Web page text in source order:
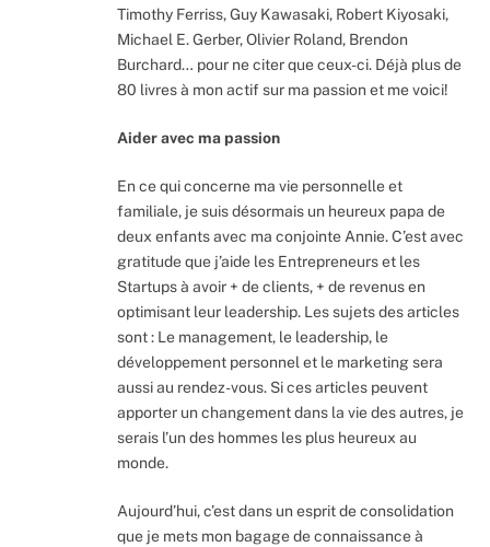
Timothy Ferriss, Guy Kawasaki, Robert Kiyosaki,
Michael E. Gerber, Olivier Roland, Brendon
Burchard… pour ne citer que ceux-ci. Déjà plus de
80 livres à mon actif sur ma passion et me voici!
Aider avec ma passion
En ce qui concerne ma vie personnelle et
familiale, je suis désormais un heureux papa de
deux enfants avec ma conjointe Annie. C’est avec
gratitude que j’aide les Entrepreneurs et les
Startups à avoir + de clients, + de revenus en
optimisant leur leadership. Les sujets des articles
sont : Le management, le leadership, le
développement personnel et le marketing sera
aussi au rendez-vous. Si ces articles peuvent
apporter un changement dans la vie des autres, je
serais l’un des hommes les plus heureux au
monde.
Aujourd’hui, c’est dans un esprit de consolidation
que je mets mon bagage de connaissance à